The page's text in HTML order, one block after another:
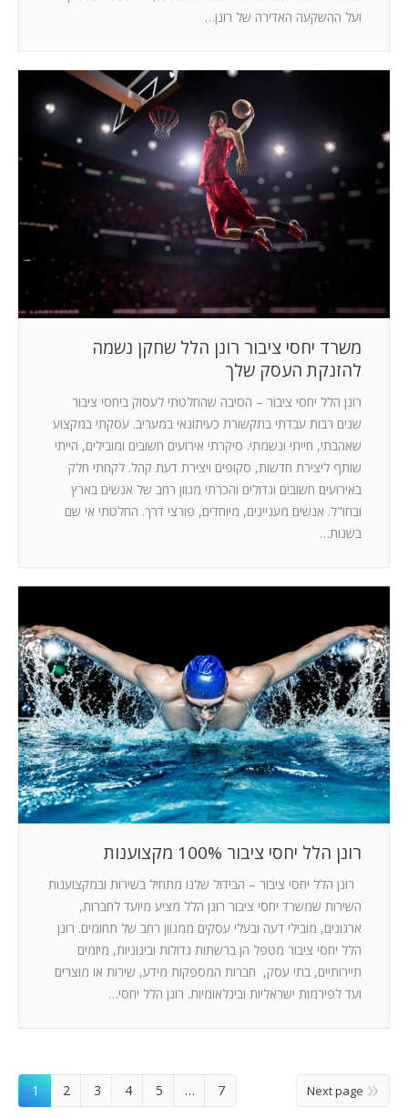
ועל ההשקעה האדירה של רונן…
משרד יחסי ציבור רונן הלל שחקן נשמה
להזנקת העסק שלך
רונן הלל יחסי ציבור – הסיבה שהחלטתי לעסוק ביחסי ציבור
שנים רבות עבדתי בתקשורת כעיתונאי במעריב. עסקתי במקצוע
שאהבתי, חייתי ונשמתי. סיקרתי אירועים חשובים ומובילים, הייתי
שותף ליצירת חדשות, סקופים ויצירת דעת קהל. לקחתי חלק
באירועים חשובים וגדולים והכרתי מגוון רחב של אנשים בארץ
ובחו"ל. אנשים מעניינים, מיוחדים, פורצי דרך. החלטתי אי שם
בשנות…
רונן הלל יחסי ציבור 100% מקצוענות
רונן הלל יחסי ציבור – הבידול שלנו מתחיל בשירות ובמקצוענות
השירות שמשרד יחסי ציבור רונן הלל מציע מיועד לחברות,
ארגונים, מובילי דעה ובעלי עסקים ממגוון רחב של תחומים. רונן
הלל יחסי ציבור מטפל הן ברשתות גדולות ובינוניות, מיזמים
תיירותיים, בתי עסק, חברות המספקות מידע, שירות או מוצרים
ועד לפירמות ישראליות ובינלאומיות. רונן הלל יחסי…
1 2 3 4 5 … 7 Next page